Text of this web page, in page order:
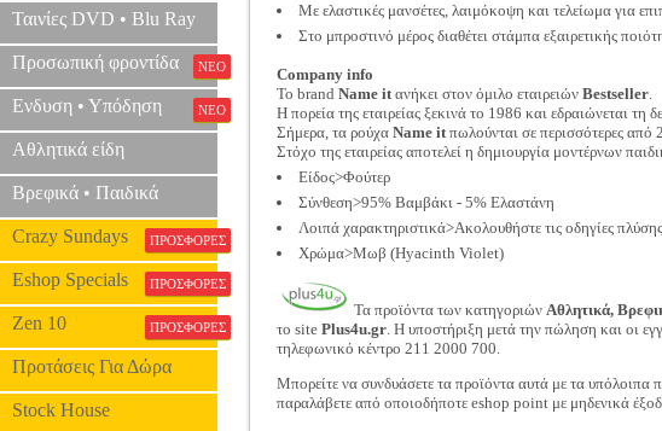
Ταινίες DVD • Blu Ray
Προσωπική φροντίδα ΝΕΟ
Ενδυση • Υπόδηση ΝΕΟ
Αθλητικά είδη
Βρεφικά • Παιδικά
Crazy Sundays ΠΡΟΣΦΟΡΕΣ
Eshop Specials ΠΡΟΣΦΟΡΕΣ
Zen 10 ΠΡΟΣΦΟΡΕΣ
Προτάσεις Για Δώρα
Stock House
Με ελαστικές μανσέτες, λαιμόκοψη και τελείωμα για
Στο μπροστινό μέρος διαθέτει στάμπα εξαιρετικής
Company info
Το brand Name itανήκει στον όμιλο εταιρειών Bestseller.
Η πορεία της εταιρείας ξεκινά το 1986 και εδραιώνεται τη
Σήμερα, τα ρούχα Name itπωλούνται σε περισσότερες από
Στόχο της εταιρείας αποτελεί η δημιουργία μοντέρνων
Είδος>Φούτερ
Σύνθεση>95% Βαμβάκι - 5% Ελαστάνη
Λοιπά χαρακτηριστικά>Ακολουθήστε τις οδηγίες
Χρώμα>Μωβ (Hyacinth Violet)
Τα προϊόντα των κατηγοριών Αθλητικά,
το site Plus4u.gr. Η υποστήριξη μετά την πώληση και οι
τηλεφωνικό κέντρο 211 2000 700.
Μπορείτε να συνδυάσετε τα προϊόντα αυτά με τα υπόλοιπα
παραλάβετε από οποιοδήποτε eshop point με μηδενικά